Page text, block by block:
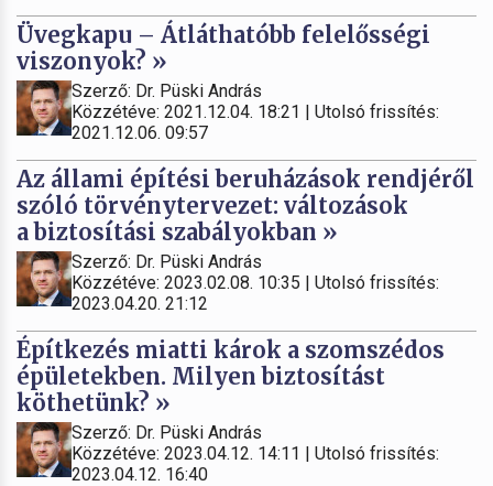
Üvegkapu – Átláthatóbb felelősségi
viszonyok? »
Szerző: Dr. Püski András
Közzétéve: 2021.12.04. 18:21 | Utolsó frissítés:
2021.12.06. 09:57
Az állami építési beruházások rendjéről
szóló törvénytervezet: változások
a biztosítási szabályokban »
Szerző: Dr. Püski András
Közzétéve: 2023.02.08. 10:35 | Utolsó frissítés:
2023.04.20. 21:12
Építkezés miatti károk a szomszédos
épületekben. Milyen biztosítást
köthetünk? »
Szerző: Dr. Püski András
Közzétéve: 2023.04.12. 14:11 | Utolsó frissítés:
2023.04.12. 16:40